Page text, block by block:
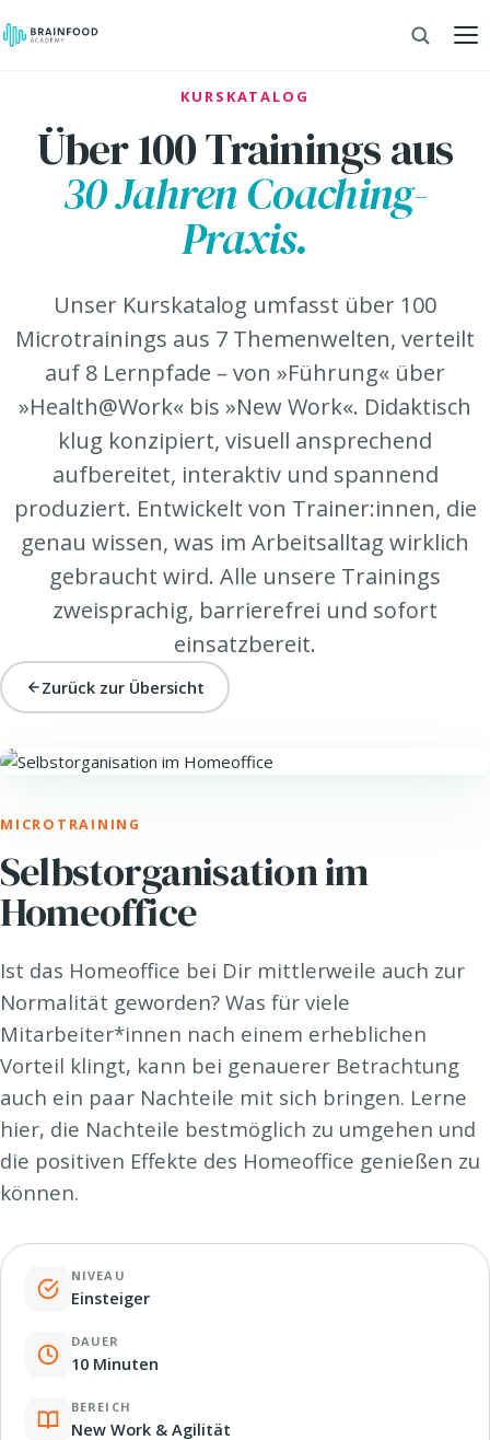
KURSKATALOG
Über 100 Trainings aus
30 Jahren Coaching-
Praxis.
Unser Kurskatalog umfasst über 100
Microtrainings aus 7 Themenwelten, verteilt
auf 8 Lernpfade – von »Führung« über
»Health@Work« bis »New Work«. Didaktisch
klug konzipiert, visuell ansprechend
aufbereitet, interaktiv und spannend
produziert. Entwickelt von Trainer:innen, die
genau wissen, was im Arbeitsalltag wirklich
gebraucht wird. Alle unsere Trainings
zweisprachig, barrierefrei und sofort
einsatzbereit.
Zurück zur Übersicht
MICROTRAINING
Selbstorganisation im
Homeoffice
Ist das Homeoffice bei Dir mittlerweile auch zur
Normalität geworden? Was für viele
Mitarbeiter*innen nach einem erheblichen
Vorteil klingt, kann bei genauerer Betrachtung
auch ein paar Nachteile mit sich bringen. Lerne
hier, die Nachteile bestmöglich zu umgehen und
die positiven Effekte des Homeoffice genießen zu
können.
NIVEAU
Einsteiger
DAUER
10 Minuten
BEREICH
New Work & Agilität